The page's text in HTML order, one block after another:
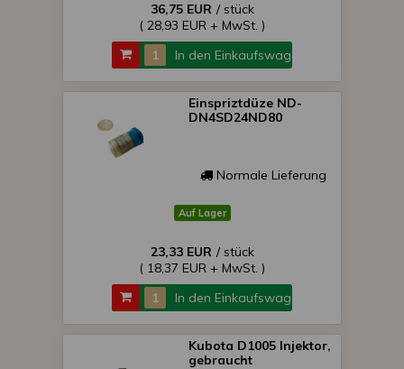
36,75 EUR / stück
( 28,93 EUR + MwSt. )
In den Einkaufswagen
Einspriztdüze ND-
DN4SD24ND80
Normale Lieferung
Auf Lager
23,33 EUR / stück
( 18,37 EUR + MwSt. )
In den Einkaufswagen
Kubota D1005 Injektor,
gebraucht